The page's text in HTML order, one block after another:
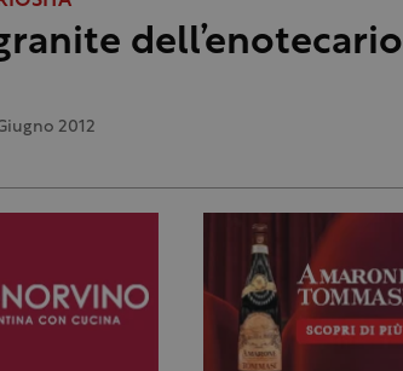
dell’enotecario
2012